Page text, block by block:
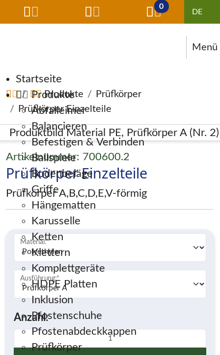
0
Menü
Navigation überspringen
Startseite
Produkte
Abfalleimer
Balancieren
Befestigen & Verbinden
Ballspiele
Bodenbeläge
Griffe
Hängematten
Karusselle
Ketten
Klettern
Komplettgeräte
HDPE Platten
Inklusion
Pfostenschuhe
Pfostenabdeckkappen
Prüfkörper
Produkte
Prüfkörper
Prüfkörper Einzelteile
Artikelnummer: 700600.2
Prüfkörper Einzelteile
Prüfkörper A,B,C,D,E,V-förmig
Material:*
Ausführung:*
Anzahl: